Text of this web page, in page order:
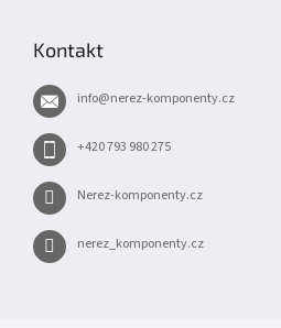
Kontakt
info@nerez-komponenty.cz
+420 793 980 275
Nerez-komponenty.cz
nerez_komponenty.cz